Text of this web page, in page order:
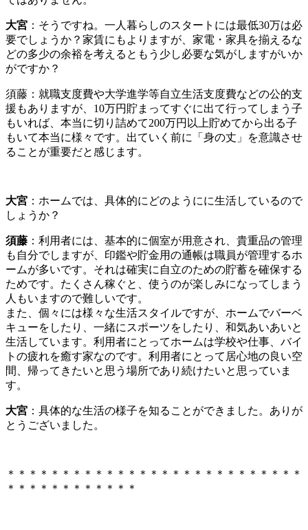
大宮 ：そうですね。一人暮らしのスタートには最低30万は必
要でしょうか？家賃にもよりますが、家電・家具を揃えるな
どの多少の余裕を考えるともう少し必要な気がしますがいか
がですか？
須藤：就職支度費や大学進学等自立生活支度費などの公的支
援もありますが、10万円貯まってすぐに出て行ってしまう子
もいれば、本当に切り詰めて200万円以上貯めてから出る子
もいて本当に様々です。出ていく前に「身の丈」を意識させ
ることが重要だと感じます。
大宮 ：ホームでは、具体的にどのようにに生活しているので
しょうか？
須藤 ：利用者には、基本的に個室が用意され、貴重品の管理
も自分でしますが、印鑑や貯金用の通帳は職員が管理するホ
ームが多いです。それは確実に自立のための貯蓄を確保する
ためです。たくさん稼ぐと、使うのが楽しみになってしまう
人もいますので難しいです。
また、個々には様々な生活スタイルですが、ホームでバーベ
キューをしたり、一緒にスポーツをしたり、和気あいあいと
生活しています。利用者にとってホームは学校や仕事、バイ
トの疲れを癒す家なのです。利用者にとって居心地の良い空
間、帰ってきたいと思う場所であり続けたいと思っていま
す。
大宮 ：具体的な生活の様子を知ることができました。ありが
とうございました。
＊＊＊＊＊＊＊＊＊＊＊＊＊＊＊＊＊＊＊＊＊＊＊＊＊＊＊
＊＊＊＊＊＊＊＊＊＊＊＊